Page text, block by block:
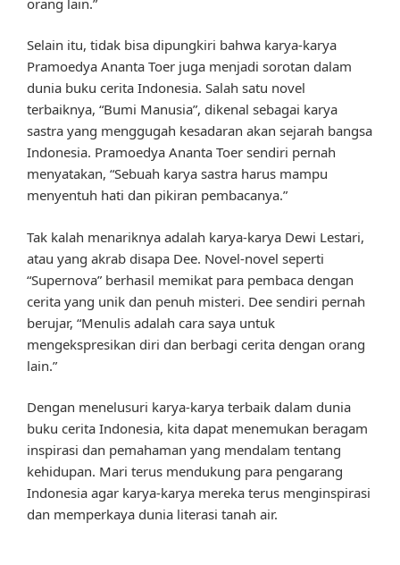
Selain itu, tidak bisa dipungkiri bahwa karya-karya
Pramoedya Ananta Toer juga menjadi sorotan dalam
dunia buku cerita Indonesia. Salah satu novel
terbaiknya, “Bumi Manusia”, dikenal sebagai karya
sastra yang menggugah kesadaran akan sejarah bangsa
Indonesia. Pramoedya Ananta Toer sendiri pernah
menyatakan, “Sebuah karya sastra harus mampu
menyentuh hati dan pikiran pembacanya.”
Tak kalah menariknya adalah karya-karya Dewi Lestari,
atau yang akrab disapa Dee. Novel-novel seperti
“Supernova” berhasil memikat para pembaca dengan
cerita yang unik dan penuh misteri. Dee sendiri pernah
berujar, “Menulis adalah cara saya untuk
mengekspresikan diri dan berbagi cerita dengan orang
lain.”
Dengan menelusuri karya-karya terbaik dalam dunia
buku cerita Indonesia, kita dapat menemukan beragam
inspirasi dan pemahaman yang mendalam tentang
kehidupan. Mari terus mendukung para pengarang
Indonesia agar karya-karya mereka terus menginspirasi
dan memperkaya dunia literasi tanah air.